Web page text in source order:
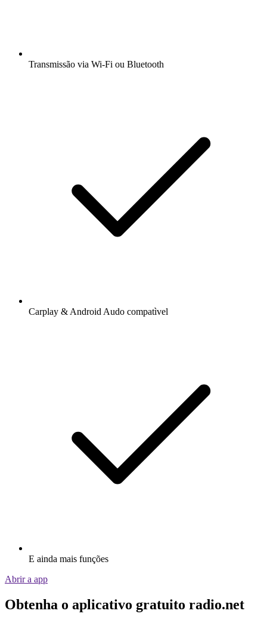
Transmissão via Wi-Fi ou Bluetooth
Carplay & Android Audo compatìvel
E ainda mais funções
Abrir a app
Obtenha o aplicativo gratuito radio.net